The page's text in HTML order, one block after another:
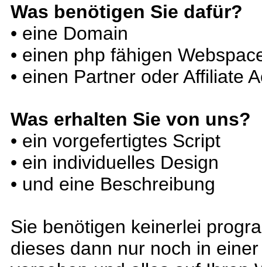
Was benötigen Sie dafür?
• eine Domain
• einen php fähigen
• einen Partner oder Affiliate
Was erhalten Sie von uns?
• ein vorgefertigtes Script
• ein individuelles Design
• und eine Beschreibung
Sie benötigen keinerlei
dieses dann nur noch in